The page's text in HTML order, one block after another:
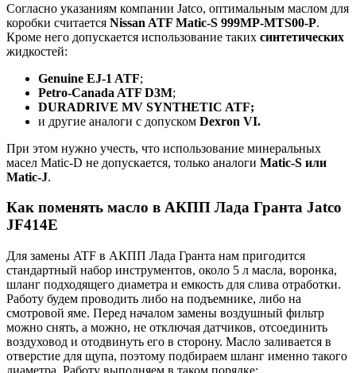
Согласно указаниям компании Jatco, оптимальным маслом для
коробки считается Nissan ATF Matic-S 999MP-MTS00-P.
Кроме него допускается использование таких синтетических
жидкостей:
Genuine EJ-1 ATF;
Petro-Canada ATF D3M;
DURADRIVE MV SYNTHETIC ATF;
и другие аналоги с допуском Dexron VI.
При этом нужно учесть, что использование минеральных
масел Matic-D не допускается, только аналоги Matic-S или
Matic-J.
Как поменять масло в АКПП Лада Гранта Jatco
JF414E
Для замены ATF в АКПП Лада Гранта нам пригодится
стандартный набор инструментов, около 5 л масла, воронка,
шланг подходящего диаметра и емкость для слива отработки.
Работу будем проводить либо на подъемнике, либо на
смотровой яме. Перед началом замены воздушный фильтр
можно снять, а можно, не отключая датчиков, отсоединить
воздуховод и отодвинуть его в сторону. Масло заливается в
отверстие для щупа, поэтому подбираем шланг именно такого
диаметра. Работу выполняем в таком порядке: